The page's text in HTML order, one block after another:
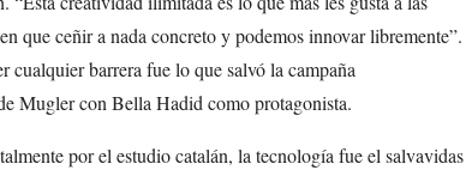
que ceñir a nada concreto y podemos innovar libremente”.
cualquier barrera fue lo que salvó la campaña
Mugler con Bella Hadid como protagonista.
por el estudio catalán, la tecnología fue el salvavidas